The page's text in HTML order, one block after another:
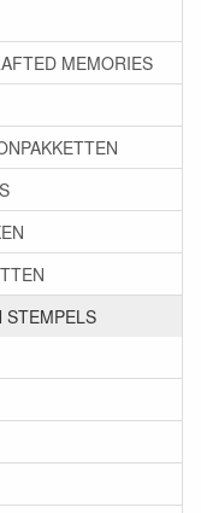
MEMORIES
STEMPELS